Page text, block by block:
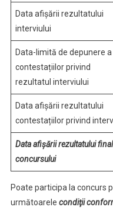
Data afișării rezultatului
interviului
Data-limită de depunere a
contestațiilor privind
rezultatul interviului
Data afișării rezultatului
contestațiilor privind
Data afișării rezultatului
concursului
Poate participa la concurs
următoarele condiţii